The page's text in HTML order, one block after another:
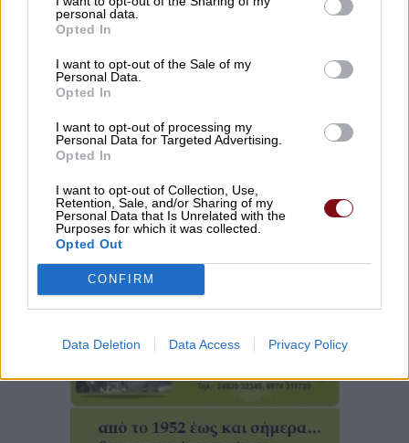
personal data.
Opted In
I want to opt-out of the Sale of my
Personal Data.
Opted In
I want to opt-out of processing my
Personal Data for Targeted Advertising.
Opted In
I want to opt-out of Collection, Use,
Retention, Sale, and/or Sharing of my
Personal Data that Is Unrelated with the
Purposes for which it was collected.
Opted Out
CONFIRM
Data Deletion Data Access Privacy Policy
μύγα; Το παράξενο πείραμα που έδωσε την
απάντηση